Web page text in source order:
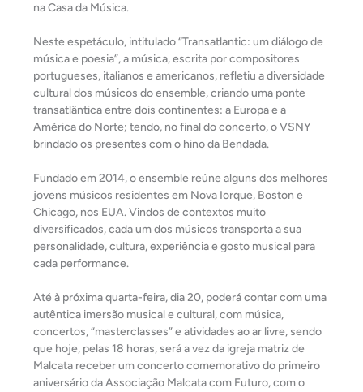
na Casa da Música.
Neste espetáculo, intitulado “Transatlantic: um diálogo de
música e poesia”, a música, escrita por compositores
portugueses, italianos e americanos, refletiu a diversidade
cultural dos músicos do ensemble, criando uma ponte
transatlântica entre dois continentes: a Europa e a
América do Norte; tendo, no final do concerto, o VSNY
brindado os presentes com o hino da Bendada.
Fundado em 2014, o ensemble reúne alguns dos melhores
jovens músicos residentes em Nova Iorque, Boston e
Chicago, nos EUA. Vindos de contextos muito
diversificados, cada um dos músicos transporta a sua
personalidade, cultura, experiência e gosto musical para
cada performance.
Até à próxima quarta-feira, dia 20, poderá contar com uma
autêntica imersão musical e cultural, com música,
concertos, “masterclasses” e atividades ao ar livre, sendo
que hoje, pelas 18 horas, será a vez da igreja matriz de
Malcata receber um concerto comemorativo do primeiro
aniversário da Associação Malcata com Futuro, com o